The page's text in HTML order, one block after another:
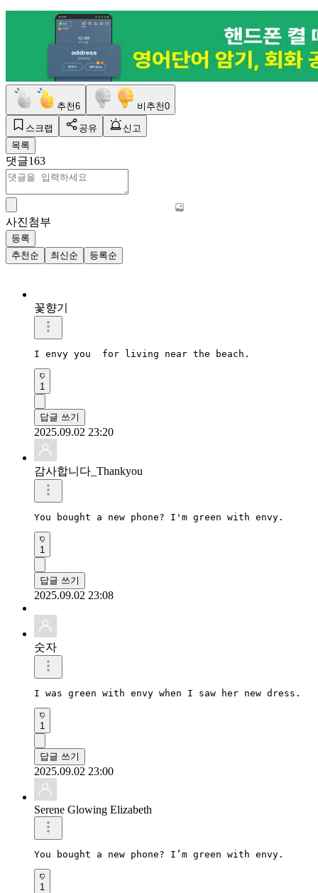
추천6 비추천0
스크랩 공유
신고
목록
댓글163
사진첨부
등록
추천순
최신순 등록순
꽃향기
I envy you  for living near the beach.
1
답글 쓰기
2025.09.02 23:20
감사합니다_Thankyou
You bought a new phone? I'm green with envy.
1
답글 쓰기
2025.09.02 23:08
숫자
I was green with envy when I saw her new dress.
1
답글 쓰기
2025.09.02 23:00
Serene Glowing Elizabeth
You bought a new phone? I’m green with envy.
1